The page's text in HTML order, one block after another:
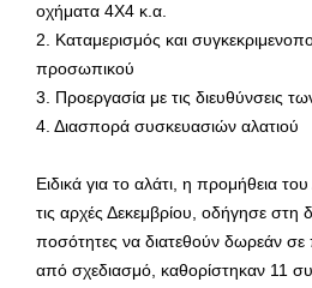
οχήματα 4Χ4 κ.α.
2. Καταμερισμός και
προσωπικού
3. Προεργασία με τις διευθύνσεις
4. Διασπορά συσκευασιών αλατιού
Ειδικά για το αλάτι, η προμήθεια
τις αρχές Δεκεμβρίου, οδήγησε στη
ποσότητες να διατεθούν δωρεάν σε
από σχεδιασμό, καθορίστηκαν 11